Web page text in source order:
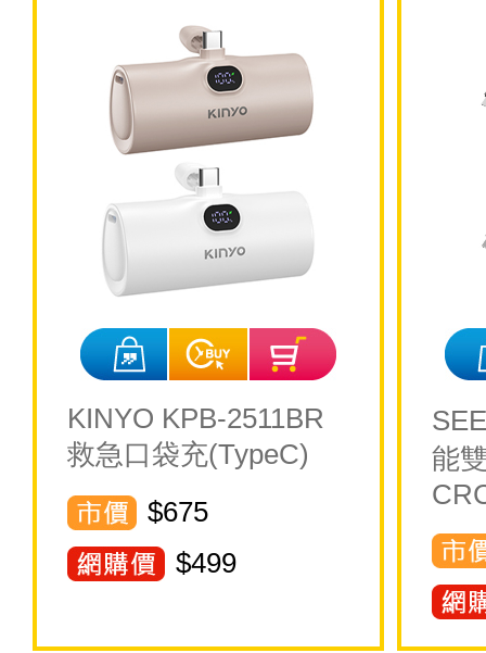
KINYO KPB-2511BR
救急口袋充(TypeC)
$675
$499
能